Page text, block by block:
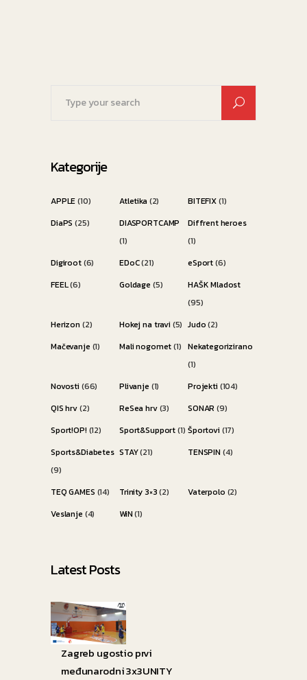
Kategorije
APPLE(10) Atletika (2) BITEFIX(1)
DiaPS (25)
DIASPORTCAMP
(1)
Diffrent heroes
(1)
Digiroot(6) EDoC(21) eSport(6)
FEEL(6) Goldage (5)
HAŠK Mladost
(95)
Herizon (2) Hokej na travi (5) Judo(2)
Mačevanje (1) Mali nogomet(1) Nekategorizirano
(1)
Novosti (66) Plivanje (1) Projekti (104)
QIS hrv(2) ReSea hrv(3) SONAR (9)
Sport!OP! (12) Sport&Support(1) Športovi (17)
Sports&Diabetes
(9)
STAY(21) TENSPIN (4)
TEQ GAMES (14) Trinity 3×3(2) Vaterpolo (2)
Veslanje (4) WiN(1)
Latest Posts
Zagreb ugostio prvi
međunarodni 3x3UNITY